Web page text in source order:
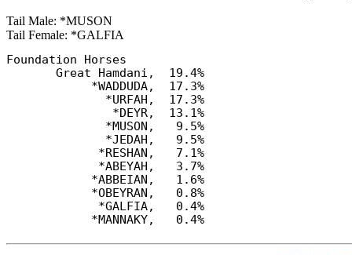
Tail Male: *MUSON
Tail Female: *GALFIA
Foundation Horses
       Great Hamdani,  19.4%
            *WADDUDA,  17.3%
              *URFAH,  17.3%
               *DEYR,  13.1%
              *MUSON,   9.5%
              *JEDAH,   9.5%
             *RESHAN,   7.1%
             *ABEYAH,   3.7%
            *ABBEIAN,   1.6%
            *OBEYRAN,   0.8%
             *GALFIA,   0.4%